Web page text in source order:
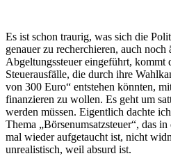
Es ist schon traurig, was sich die
genauer zu recherchieren, auch
Abgeltungssteuer eingeführt, kommt
Steuerausfälle, die durch ihre
von 300 Euro“ entstehen könnten,
finanzieren zu wollen. Es geht um
werden müssen. Eigentlich dachte
Thema „Börsenumsatzsteuer“, das
mal wieder aufgetaucht ist, nicht
unrealistisch, weil absurd ist.